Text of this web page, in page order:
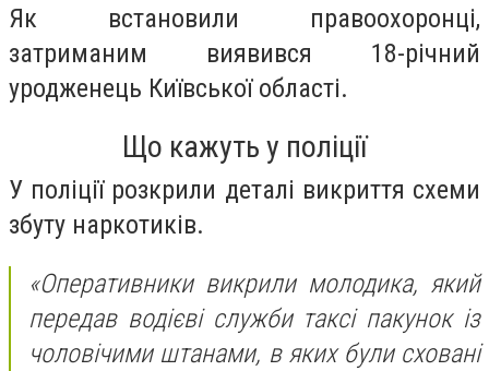
Як встановили правоохоронці,
затриманим виявився 18-річний
уродженець Київської області.
Що кажуть у поліції
У поліції розкрили деталі викриття схеми
збуту наркотиків.
«Оперативники викрили молодика, який
передав водієві служби таксі пакунок із
чоловічими штанами, в яких були сховані